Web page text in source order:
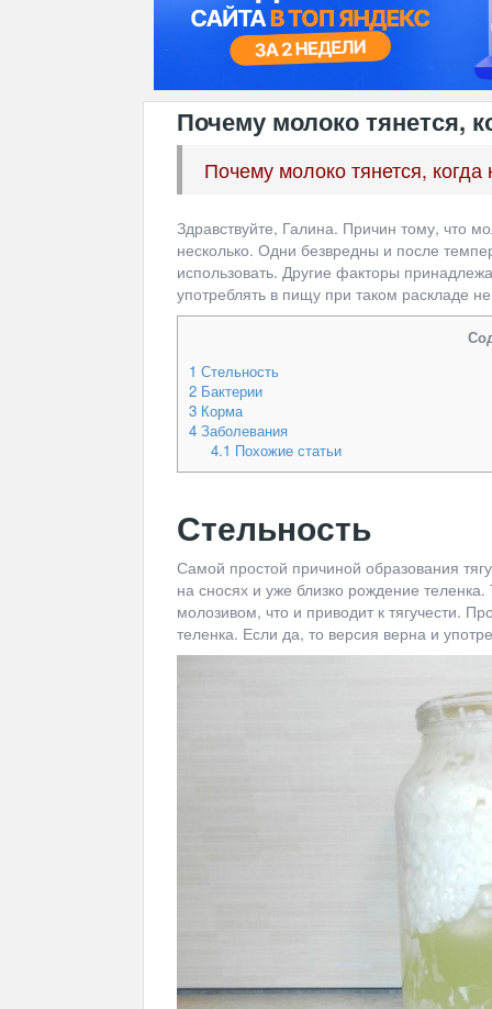
Почему молоко тянется,
Почему молоко тянется,
Здравствуйте, Галина. Причин тому, что
несколько. Одни безвредны и после
использовать. Другие факторы
употреблять в пищу при таком раскладе
1 Стельность
2 Бактерии
3 Корма
4 Заболевания
4.1 Похожие статьи
Стельность
Самой простой причиной образования
на сносях и уже близко рождение
молозивом, что и приводит к тягучести.
теленка. Если да, то версия верна и